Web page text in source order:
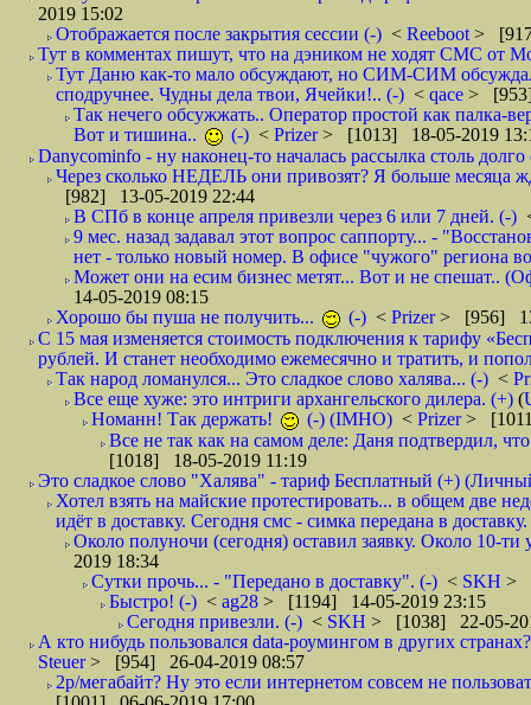
2019 15:02
Отображается после закрытия сессии (-) < Reeboot >
Тут в комментах пишут, что на дэником не ходят СМС от
Тут Даню как-то мало обсуждают, но СИМ-СИМ
сподручнее. Чудны дела твои, Ячейки!.. (-) < qace > [953]
Так нечего обсужжать.. Оператор простой как палка-
Вот и тишина..
(-) < Prizer> [1013] 18-05-2019
Danycominfo - ну наконец-то началась рассылка столь
Через сколько НЕДЕЛЬ они привозят? Я больше месяца
[982] 13-05-2019 22:44
В СПб в конце апреля привезли через 6 или 7 дней. (-)
9 мес. назад задавал этот вопрос саппорту... -
нет - только новый номер. В офисе "чужого" региона
Может они на есим бизнес метят... Вот и не спешат..
14-05-2019 08:15
Хорошо бы пуша не получить...
(-) < Prizer> [956]
С 15 мая изменяется стоимость подключения к тарифу
рублей. И станет необходимо ежемесячно и тратить, и
Так народ ломанулся... Это сладкое слово халява... (-) <
Все еще хуже: это интриги архангельского дилера. (+) (
Номанн! Так держать!
(-) (IMHO) < Prizer>
Все не так как на самом деле: Даня подтвердил,
[1018] 18-05-2019 11:19
Это сладкое слово "Халява" - тариф Бесплатный (+)
Хотел взять на майские протестировать... в общем две
идёт в доставку. Сегодня смс - симка передана в
Около полуночи (сегодня) оставил заявку. Около 10-ти
2019 18:34
Сутки прочь... - "Передано в доставку". (-) < SKH >
Быстро! (-) < ag28 > [1194] 14-05-2019 23:15
Сегодня привезли. (-) < SKH > [1038] 22-05-
А кто нибудь пользовался data-роумингом в других
Steuer> [954] 26-04-2019 08:57
2р/мегабайт? Ну это если интернетом совсем не